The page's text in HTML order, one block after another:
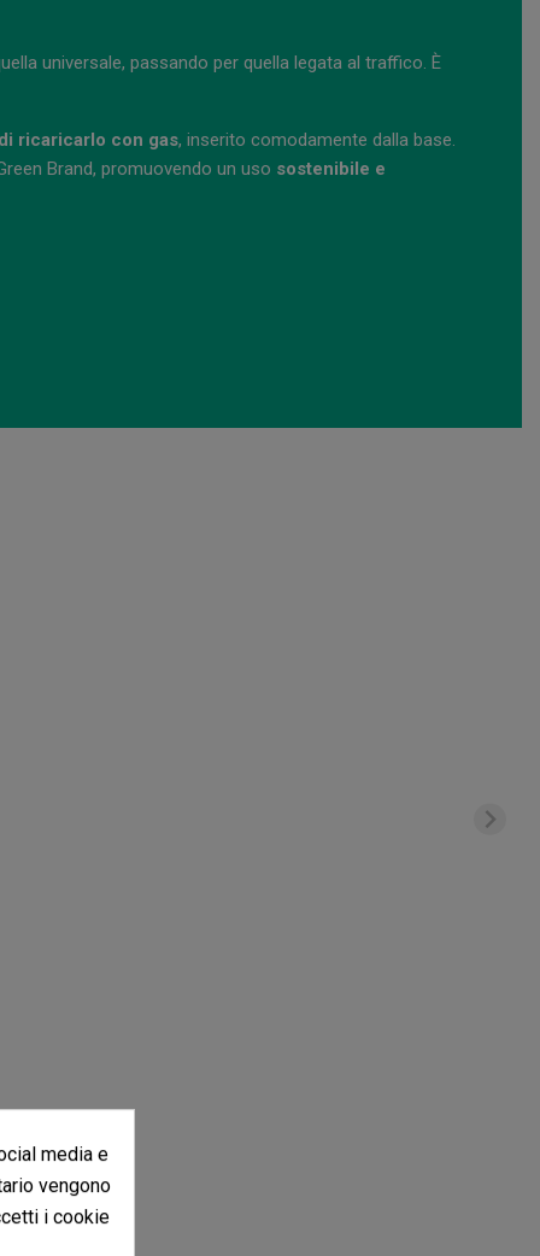
universale, passando per quella legata al traffico. È
ricaricarlo con gas, inserito comodamente dalla base.
Brand, promuovendo un uso sostenibile e
altre lingue".
media e
vengono
i cookie